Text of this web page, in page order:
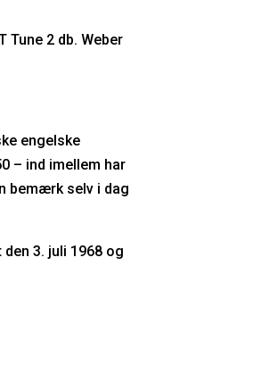
Tune 2 db. Weber
engelske
– ind imellem har
bemærk selv i dag
3. juli 1968 og